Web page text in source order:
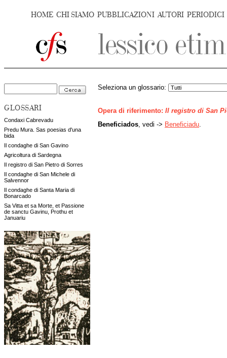
HOME CHI SIAMO PUBBLICAZIONI AUTORI PERIODICI
GLOSSARI
Condaxi Cabrevadu
Predu Mura. Sas poesias d'una
bida
Il condaghe di San Gavino
Agricoltura di Sardegna
Il registro di San Pietro di Sorres
Il condaghe di San Michele di
Salvennor
Il condaghe di Santa Maria di
Bonarcado
Sa Vitta et sa Morte, et Passione
de sanctu Gavinu, Prothu et
Januariu
Seleziona un glossario:
Opera di riferimento: Il registro di San
Beneficiados , vedi -> Beneficiadu